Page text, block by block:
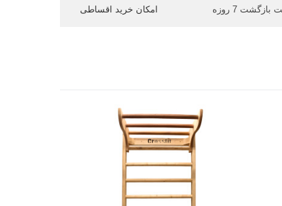
7 روزه امکان خرید اقساطی